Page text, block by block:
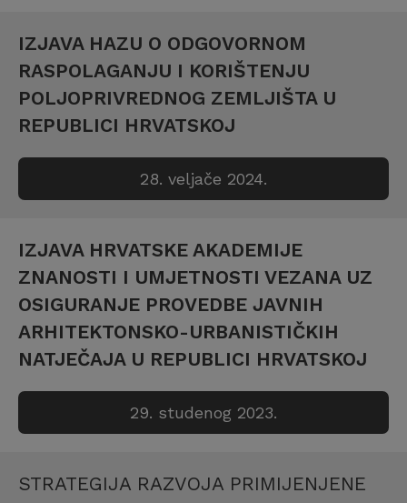
IZJAVA HAZU O ODGOVORNOM
RASPOLAGANJU I KORIŠTENJU
POLJOPRIVREDNOG ZEMLJIŠTA U
REPUBLICI HRVATSKOJ
28. veljače 2024.
IZJAVA HRVATSKE AKADEMIJE
ZNANOSTI I UMJETNOSTI VEZANA UZ
OSIGURANJE PROVEDBE JAVNIH
ARHITEKTONSKO-URBANISTIČKIH
NATJEČAJA U REPUBLICI HRVATSKOJ
29. studenog 2023.
STRATEGIJA RAZVOJA PRIMIJENJENE